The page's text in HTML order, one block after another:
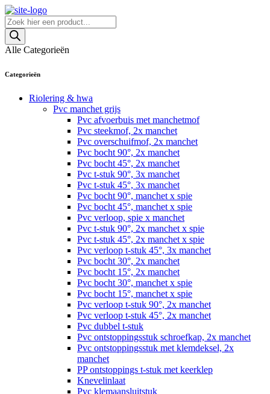
Skip
to
content
Producten
zoeken
Alle Categorieën
Categorieën
Riolering & hwa
Pvc manchet grijs
Pvc afvoerbuis met manchetmof
Pvc steekmof, 2x manchet
Pvc overschuifmof, 2x manchet
Pvc bocht 90°, 2x manchet
Pvc bocht 45°, 2x manchet
Pvc t-stuk 90°, 3x manchet
Pvc t-stuk 45°, 3x manchet
Pvc bocht 90°, manchet x spie
Pvc bocht 45°, manchet x spie
Pvc verloop, spie x manchet
Pvc t-stuk 90°, 2x manchet x spie
Pvc t-stuk 45°, 2x manchet x spie
Pvc verloop t-stuk 45°, 3x manchet
Pvc bocht 30°, 2x manchet
Pvc bocht 15°, 2x manchet
Pvc bocht 30°, manchet x spie
Pvc bocht 15°, manchet x spie
Pvc verloop t-stuk 90°, 2x manchet
Pvc verloop t-stuk 45°, 2x manchet
Pvc dubbel t-stuk
Pvc ontstoppingsstuk schroefkap, 2x manchet
Pvc ontstoppingsstuk met klemdeksel, 2x
manchet
PP ontstoppings t-stuk met keerklep
Knevelinlaat
Pvc klemaansluitstuk